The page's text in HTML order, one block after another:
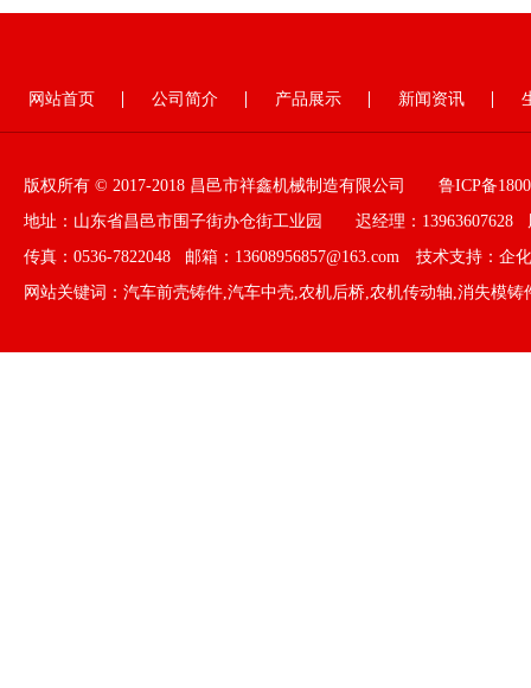
网站首页 公司简介 产品展示 新闻资讯
版权所有 © 2017-2018 昌邑市祥鑫机械制造有限公司 鲁ICP备
地址：山东省昌邑市围子街办仓街工业园 迟经理：13963607628
传真：0536-7822048 邮箱：13608956857@163.com 技术支持： 企
网站关键词： 汽车前壳铸件,汽车中壳,农机后桥,农机传动轴,消失模铸